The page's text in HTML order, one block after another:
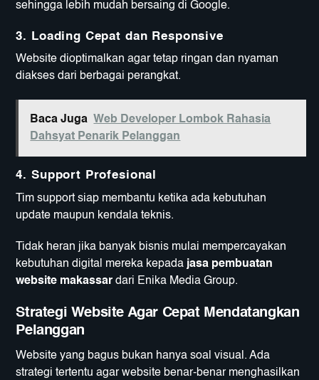
sehingga lebih mudah bersaing di Google.
3. Loading Cepat dan Responsive
Website dioptimalkan agar tetap ringan dan nyaman
diakses dari berbagai perangkat.
Baca Juga Web Developer Lombok Rahasia
Dahsyat Penarik Pelanggan
4. Support Profesional
Tim support siap membantu ketika ada kebutuhan
update maupun kendala teknis.
Tidak heran jika banyak bisnis mulai mempercayakan
kebutuhan digital mereka kepada jasa pembuatan
website makassar dari Enika Media Group.
Strategi Website Agar Cepat Mendatangkan
Pelanggan
Website yang bagus bukan hanya soal visual. Ada
strategi tertentu agar website benar-benar menghasilkan